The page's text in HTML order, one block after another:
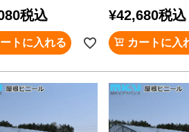
税込
トに入れる
¥42,680税込
カートに入